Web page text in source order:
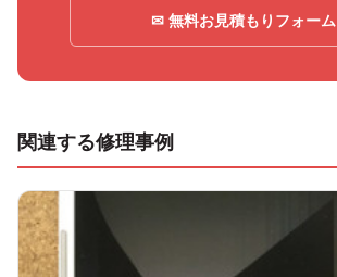
✉ 無料お見積もりフォーム
関連する修理事例